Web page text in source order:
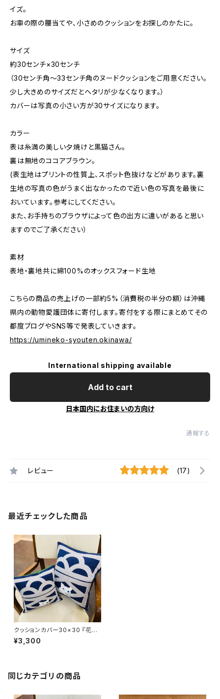
イズ。
お車の際の腰当てや、小さめのクッションをお探しのかたに。
サイズ
約30センチ×30センチ
（30センチ角〜33センチ角のヌードクッションをご用意ください。
少し大きめのサイズだとヘタリが少なくなります。）
カバーは写真の小さい方が30サイズになります。
カラー
表は糸満の美しい夕焼けと黒猫さん。
裏は無地のココアブラウン。
(表生地はプリントの性質上、スポット色抜けなどがあります。裏
生地の写真の色がうまく出なかったので近い色の写真を最後に
おいています。参考にしてください。
また、お手持ちのブラウザによって色の出方に違いがあると思い
ますのでご了承ください）
素材
表地・裏地共に綿100%のオックスフォード生地
こちらの商品の売上げの一部約5%（消費税の半分の額）は沖縄
県内の動物愛護団体に寄付します。寄付をする際にまとめてその
都度ブログやSNS等で発表していきます。
https://umineko-syouten.okinawa/
International shipping available
Add to cart
日本国内にお住まいの方向け
通報する
レビュー (17)
最近チェックした商品
クッションカバー30×30 『花ブ
ロックと猫』夜
¥3,300
同じカテゴリの商品